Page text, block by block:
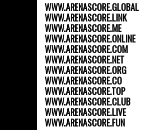
WWW.ARENASCORE.GLOBAL
WWW.ARENASCORE.LINK
WWW.ARENASCORE.ME
WWW.ARENASCORE.ONLINE
WWW.ARENASCORE.COM
WWW.ARENASCORE.NET
WWW.ARENASCORE.ORG
WWW.ARENASCORE.CO
WWW.ARENASCORE.TOP
WWW.ARENASCORE.CLUB
WWW.ARENASCORE.LIVE
WWW.ARENASCORE.FUN